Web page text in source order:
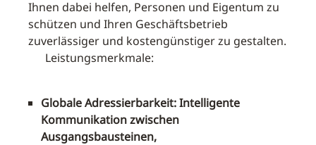
Ihnen dabei helfen, Personen und Eigentum zu
schützen und Ihren Geschäftsbetrieb
zuverlässiger und kostengünstiger zu gestalten.
Leistungsmerkmale:
Globale Adressierbarkeit: Intelligente
Kommunikation zwischen
Ausgangsbausteinen,